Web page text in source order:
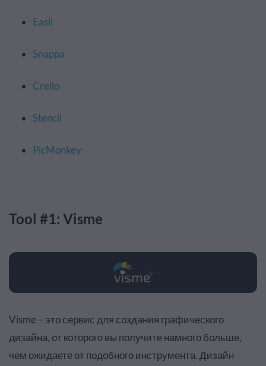
Easil
Snappa
Crello
Stencil
PicMonkey
Tool #1: Visme
Visme – это сервис для создания графического
дизайна, от которого вы получите намного больше,
чем ожидаете от подобного инструмента. Дизайн